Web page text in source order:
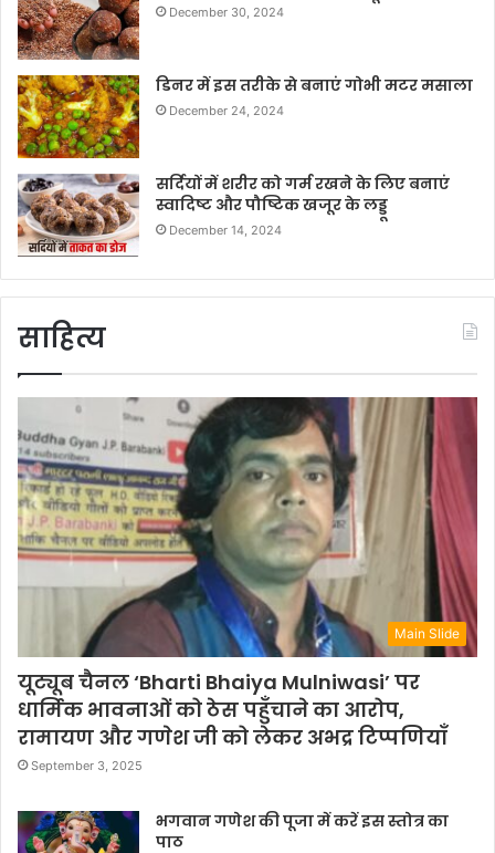
December 30, 2024
डिनर में इस तरीके से बनाएं गोभी मटर मसाला
December 24, 2024
सर्दियों में शरीर को गर्म रखने के लिए बनाएं
स्वादिष्ट और पौष्टिक खजूर के लड्डू
December 14, 2024
साहित्य
Main Slide
यूट्यूब चैनल ‘Bharti Bhaiya Mulniwasi’ पर
धार्मिक भावनाओं को ठेस पहुँचाने का आरोप,
रामायण और गणेश जी को लेकर अभद्र टिप्पणियाँ
September 3, 2025
भगवान गणेश की पूजा में करें इस स्तोत्र का
पाठ